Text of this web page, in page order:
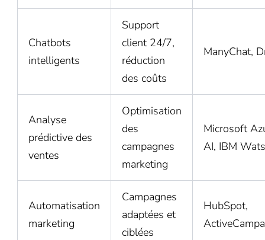
Chatbots
intelligents
Support
client 24/7,
réduction
des coûts
ManyChat,
Analyse
prédictive des
ventes
Optimisation
des
campagnes
marketing
Microsoft
AI, IBM
Automatisation
marketing
Campagnes
adaptées et
ciblées
HubSpot,